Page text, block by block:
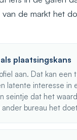
de markt het
plaatsingskans
aan. Dat kan een
latente interesse in
seintje dat het
bureau het